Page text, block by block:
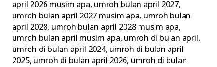
april 2026 musim apa, umroh bulan april 2027,
umroh bulan april 2027 musim apa, umroh bulan
april 2028, umroh bulan april 2028 musim apa,
umroh bulan april musim apa, umroh di bulan april,
umroh di bulan april 2024, umroh di bulan april
2025, umroh di bulan april 2026, umroh di bulan